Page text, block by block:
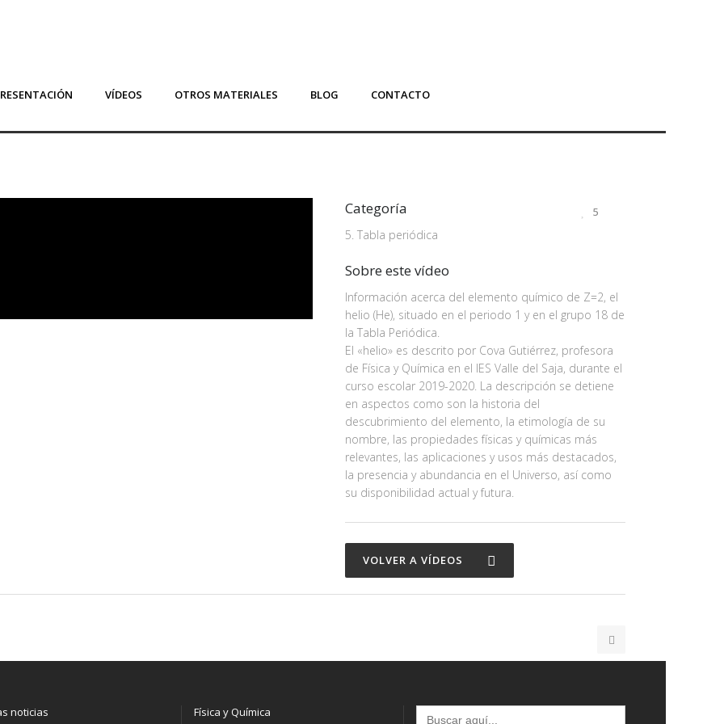
VÍDEOS OTROS MATERIALES BLOG CONTACTO
Categoría
5. Tabla periódica
Sobre este vídeo
Información acerca del elemento químico de Z=2, el
helio (He), situado en el periodo 1 y en el grupo 18 de
la Tabla Periódica.
El «helio» es descrito por Cova Gutiérrez, profesora
de Física y Química en el IES Valle del Saja, durante el
curso escolar 2019-2020. La descripción se detiene
en aspectos como son la historia del
descubrimiento del elemento, la etimología de su
nombre, las propiedades físicas y químicas más
relevantes, las aplicaciones y usos más destacados,
la presencia y abundancia en el Universo, así como
su disponibilidad actual y futura.
VOLVER A VÍDEOS
5
noticias Física y Química Buscar: